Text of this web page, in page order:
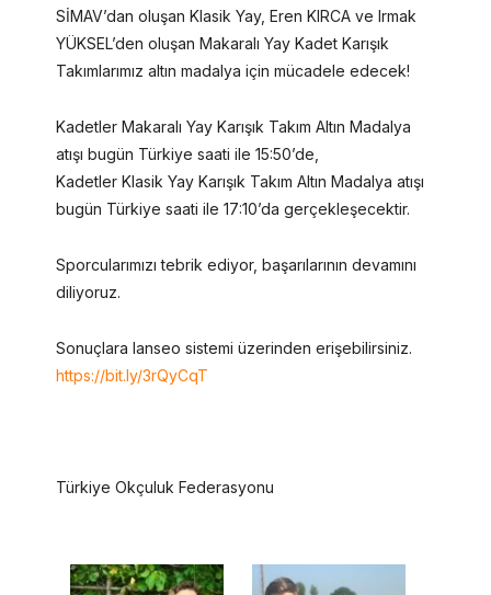
SİMAV’dan oluşan Klasik Yay, Eren KIRCA ve Irmak
YÜKSEL’den oluşan Makaralı Yay Kadet Karışık
Takımlarımız altın madalya için mücadele edecek!
Kadetler Makaralı Yay Karışık Takım Altın Madalya
atışı bugün Türkiye saati ile 15:50’de,
Kadetler Klasik Yay Karışık Takım Altın Madalya atışı
bugün Türkiye saati ile 17:10’da gerçekleşecektir.
Sporcularımızı tebrik ediyor, başarılarının devamını
diliyoruz.
Sonuçlara Ianseo sistemi üzerinden erişebilirsiniz.
https://bit.ly/3rQyCqT
Türkiye Okçuluk Federasyonu